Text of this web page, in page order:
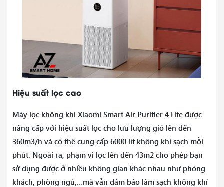
Hiệu suất lọc cao
Máy lọc không khí Xiaomi Smart Air Purifier 4 Lite được
nâng cấp với hiệu suất lọc cho lưu lượng gió lên đến
360m3/h và có thể cung cấp 6000 lít không khí sạch mỗi
phút. Ngoài ra, phạm vi lọc lên đến 43m2 cho phép bạn
sử dụng được ở nhiều không gian khác nhau như phòng
khách, phòng ngủ,…mà vẫn đảm bảo làm sạch không khí